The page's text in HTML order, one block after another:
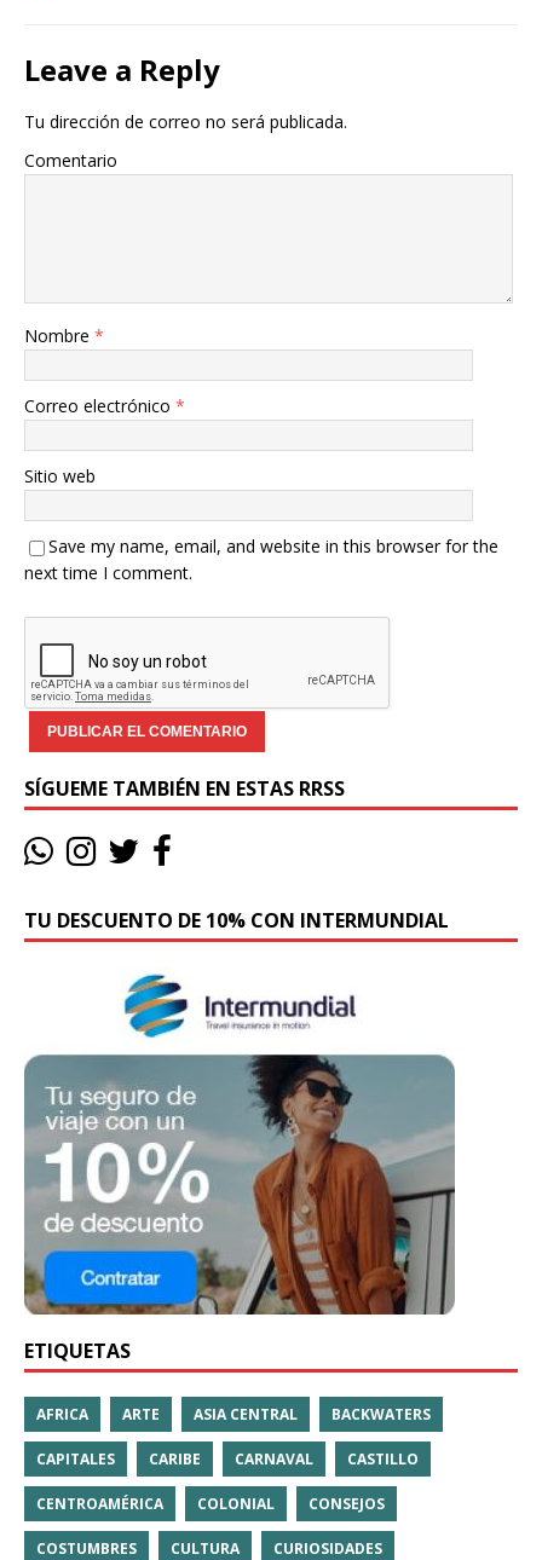
Leave a Reply
Tu dirección de correo no será publicada.
Comentario
Nombre *
Correo electrónico *
Sitio web
Save my name, email, and website in this browser for the
next time I comment.
SÍGUEME TAMBIÉN EN ESTAS RRSS
TU DESCUENTO DE 10% CON INTERMUNDIAL
ETIQUETAS
AFRICA ARTE ASIA CENTRAL BACKWATERS
CAPITALES CARIBE CARNAVAL CASTILLO
CENTROAMÉRICA COLONIAL CONSEJOS
COSTUMBRES CULTURA CURIOSIDADES